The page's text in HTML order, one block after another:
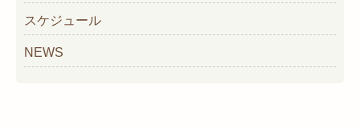
スケジュール
NEWS